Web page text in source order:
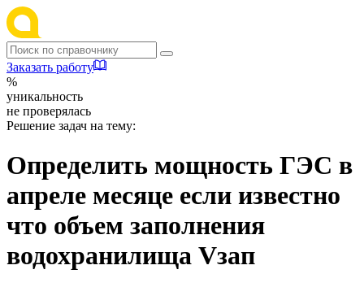
Заказать работу
%
уникальность
не проверялась
Решение задач на тему:
Определить мощность ГЭС в
апреле месяце если известно
что объем заполнения
водохранилища Vзап